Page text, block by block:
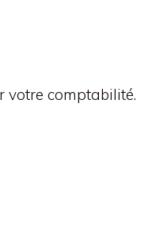
votre comptabilité.